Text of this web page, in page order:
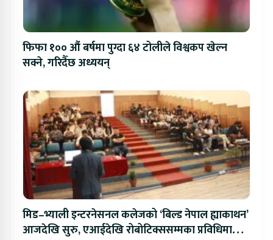
फिफा १०० औं बर्षमा पुग्दा ६४ टोलीले विश्वकप खेल्न
सक्ने, गरिदैँछ अध्ययन्
मिड–भ्याली इन्टरनेसनल कलेजको ‘बिल्ड नेपाल ह्याकाथन’
आजदेखि सुरु, एआईदेखि रोबोटिक्ससम्मका प्रविधिमा